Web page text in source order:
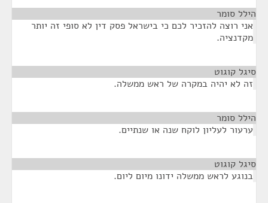
הילל סומר
אני רוצה להזכיר לכם כי בישראל פסק דין לא סופי זה יותר
מקדנציה.
סיגל קוגוט
זה לא יהיה במקרה של ראש ממשלה.
הילל סומר
ערעור לעליון לוקח שנה או שנתיים.
סיגל קוגוט
בנוגע לראש ממשלה ידונו מיום ליום.